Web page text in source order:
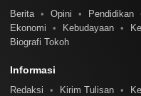
Berita Opini Pendidikan
Ekonomi
Kebudayaan
Biografi Tokoh
Informasi
Redaksi Kirim Tulisan